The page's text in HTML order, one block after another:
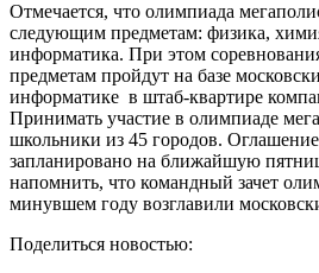
Отмечается, что олимпиада
следующим предметам: физика,
информатика. При этом
предметам пройдут на базе
информатике в штаб-квартире
Принимать участие в олимпиаде
школьники из 45 городов. Оглашение
запланировано на ближайшую
напомнить, что командный зачет
минувшем году возглавили
Поделиться новостью: